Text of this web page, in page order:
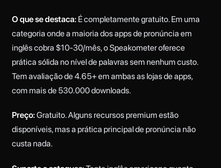
O que se destaca: É completamente gratuito. Em uma
categoria onde a maioria dos apps de pronúncia em
inglês cobra $10-30/mês, o Speakometer oferece
prática sólida no nível de palavras sem nenhum custo.
Tem avaliação de 4.65+ em ambas as lojas de apps,
com mais de 530.000 downloads.
Preço: Gratuito. Alguns recursos premium estão
disponíveis, mas a prática principal de pronúncia não
custa nada.